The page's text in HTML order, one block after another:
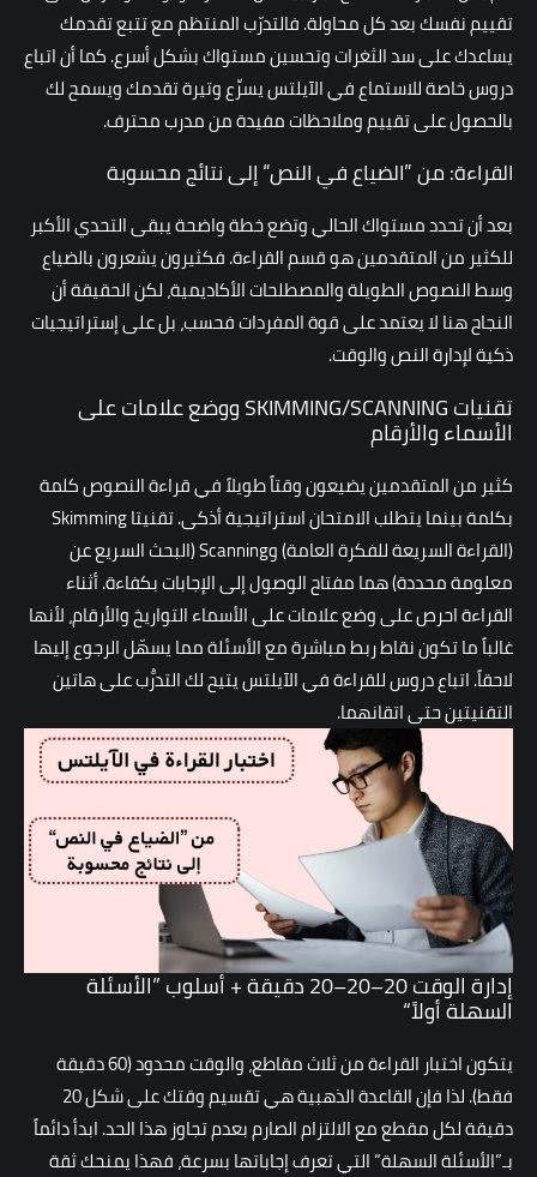
تقييم نفسك بعد كل محاولة. فالتدرّب المنتظم مع تتبع تقدمك
يساعدك على سد الثغرات وتحسين مستواك بشكل أسرع. كما أن اتباع
دروس خاصة للاستماع في الآيلتسيسرِّع وتيرة تقدمك ويسمح لك
بالحصول على تقييم وملاحظات مفيدة من مدرب محترف.
القراءة: من ”الضياع في النص“ إلى نتائج محسوبة
بعد أن تحدد مستواك الحالي وتضع خطة واضحة يبقى التحدي الأكبر
للكثير من المتقدمين هو قسم القراءة. فكثيرون يشعرون بالضياع
وسط النصوص الطويلة والمصطلحات الأكاديمية، لكن الحقيقة أن
النجاح هنا لا يعتمد على قوة المفردات فحسب، بل على إستراتيجيات
ذكية لإدارة النص والوقت.
تقنيات SKIMMING/SCANNING ووضع علامات على
الأسماء والأرقام
كثير من المتقدمين يضيعون وقتاً طويلاً في قراءة النصوص كلمة
بكلمة بينما يتطلب الامتحان استراتيجية أذكى. تقنيتا Skimming
(القراءة السريعة للفكرة العامة) وScanning (البحث السريع عن
معلومة محددة) هما مفتاح الوصول إلى الإجابات بكفاءة. أثناء
القراءة احرص على وضع علامات على الأسماء التواريخ والأرقام، لأنها
غالباً ما تكون نقاط ربط مباشرة مع الأسئلة مما يسهّل الرجوع إليها
لاحقاً. اتباعدروس للقراءة في الآيلتسيتيح لك التدرُّب على هاتين
التقنيتين حتى اتقانهما.
إدارة الوقت 20–20–20 دقيقة + أسلوب ”الأسئلة
السهلة أولاً“
يتكون اختبار القراءة من ثلاث مقاطع، والوقت محدود (60 دقيقة
فقط). لذا فإن القاعدة الذهبية هي تقسيم وقتك على شكل 20
دقيقة لكل مقطع مع الالتزام الصارم بعدم تجاوز هذا الحد. ابدأ دائماً
بـ”الأسئلة السهلة“ التي تعرف إجاباتها بسرعة، فهذا يمنحك ثقة